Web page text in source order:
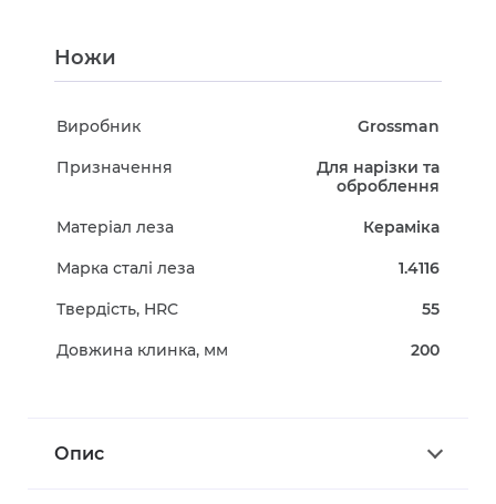
Ножи
Виробник Grossman
Призначення
Для нарізки та
оброблення
Матеріал леза Кераміка
Марка сталі леза 1.4116
Твердість, HRC 55
Довжина клинка, мм 200
Опис